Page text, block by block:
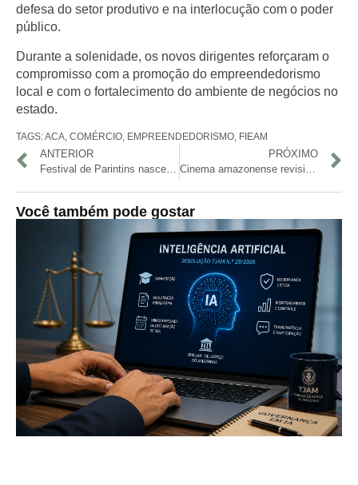
defesa do setor produtivo e na interlocução com o poder
público.
Durante a solenidade, os novos dirigentes reforçaram o
compromisso com a promoção do empreendedorismo
local e com o fortalecimento do ambiente de negócios no
estado.
TAGS:ACA, COMÉRCIO, EMPREENDEDORISMO, FIEAM
ANTERIOR
Festival de Parintins nasceu da fé e da união da comunidade para construir a Catedral da cidade
PRÓXIMO
Cinema amazonense revisita “O Alienista” nas ruínas de Paricatuba
Você também pode gostar